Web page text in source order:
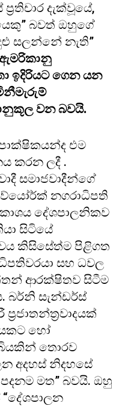
දැක්වූයේ,
බවත් ඔහුගේ
සලන්නේ නැති”
ඉදිරියට ගෙන යන
වන බවයි.
එම
කරන ලදී .
සමාජවාදීන්ගේ
නගරාධිපති
දේශපාලනිකව
සිටියේ
කිසිසේත්ම පිළිගත
සහ ධවල
ආරක්ෂිතව සිටීම
බර්නි සැන්ඩර්ස්
ප්‍රජාතන්ත්‍රවාදයක්
හෝ
තොරව
අදහස් නිදහසේ
මත” බවයි. ඔහු